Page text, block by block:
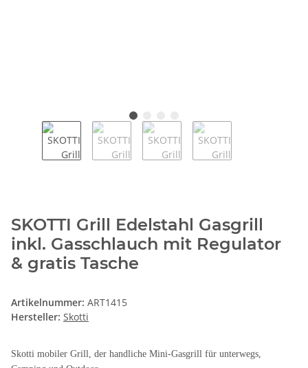
SKOTTI Grill Edelstahl Gasgrill
inkl. Gasschlauch mit Regulator
& gratis Tasche
Artikelnummer: ART1415
Hersteller: Skotti
Skotti mobiler Grill, der handliche Mini-Gasgrill für unterwegs,